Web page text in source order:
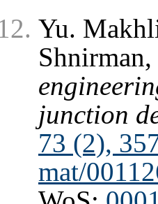
Yu.
Shnirman,
junction
73 (2),
mat/